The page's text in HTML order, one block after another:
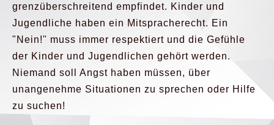
grenzüberschreitend empfindet. Kinder und
Jugendliche haben ein Mitspracherecht. Ein
"Nein!" muss immer respektiert und die Gefühle
der Kinder und Jugendlichen gehört werden.
Niemand soll Angst haben müssen, über
unangenehme Situationen zu sprechen oder Hilfe
zu suchen!